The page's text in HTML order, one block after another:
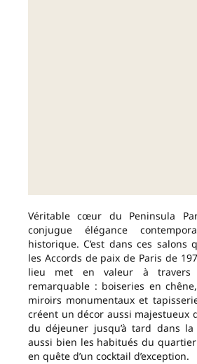
Véritable cœur du Peninsula
conjugue élégance
historique. C’est dans ces salons
les Accords de paix de Paris de
lieu met en valeur à travers
remarquable : boiseries en
miroirs monumentaux et
créent un décor aussi majestueux
du déjeuner jusqu’à tard dans
aussi bien les habitués du
en quête d’un cocktail d’exception.